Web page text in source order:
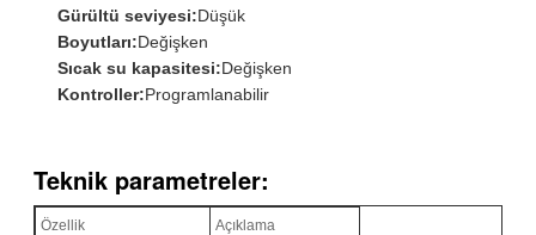
Gürültü seviyesi:Düşük
Boyutları:Değişken
Sıcak su kapasitesi:Değişken
Kontroller:Programlanabilir
Teknik parametreler:
Özellik
Açıklama